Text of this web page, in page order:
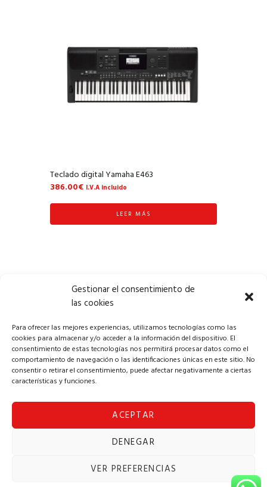
Gestionar el consentimiento de
las cookies
Para ofrecer las mejores experiencias, utilizamos tecnologías como las
cookies para almacenar y/o acceder a la información del dispositivo. El
consentimiento de estas tecnologías nos permitirá procesar datos como el
comportamiento de navegación o las identificaciones únicas en este sitio. No
consentir o retirar el consentimiento, puede afectar negativamente a ciertas
características y funciones.
ACEPTAR
DENEGAR
VER PREFERENCIAS
Teclado digital Yamaha E463
386.00€ I.V.A incluido
LEER MÁS
1 2
Copyright © 2024 Alba Solomúsica
Política de Privacidad
Formulario de solicitud de desestimiento